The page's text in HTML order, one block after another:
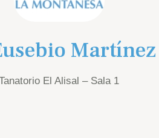
Martínez
El Alisal – Sala 1